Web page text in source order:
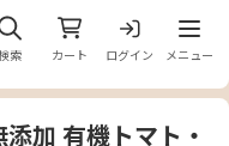
索 カート ログイン
メニ
メニュー
加 有機トマト・